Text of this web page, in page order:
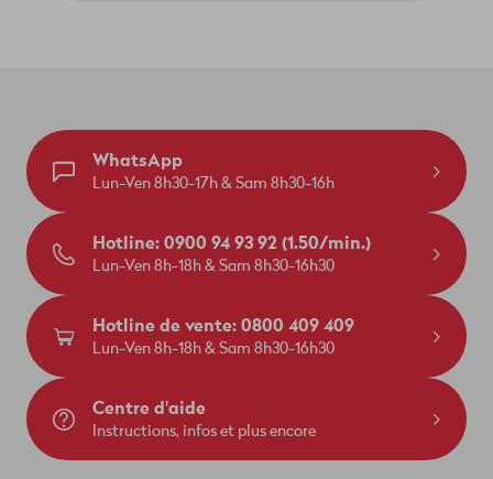
WhatsApp
Lun-Ven 8h30-17h & Sam 8h30-16h
Hotline: 0900 94 93 92 (1.50/min.)
Lun-Ven 8h-18h & Sam 8h30-16h30
Hotline de vente: 0800 409 409
Lun-Ven 8h-18h & Sam 8h30-16h30
Centre d'aide
Instructions, infos et plus encore